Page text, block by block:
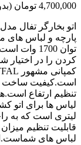
4,700,000 تومان
پارچه و لباس های
است.کیفیت ساخت
تنظیم ارتفاع
لیتری است که به
قابلیت تنظیم
لباس های